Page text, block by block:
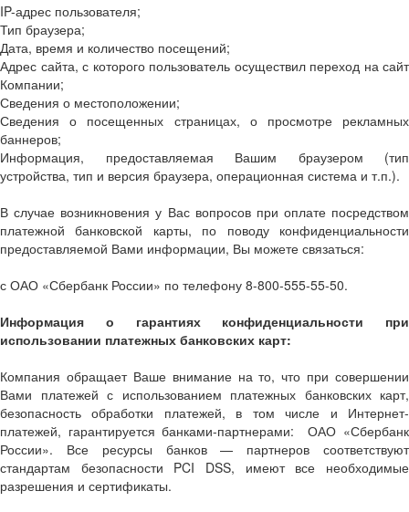
IP-адрес пользователя;
Тип браузера;
Дата, время и количество посещений;
Адрес сайта, с которого пользователь осуществил переход на сайт
Компании;
Сведения о местоположении;
Сведения о посещенных страницах, о просмотре рекламных
баннеров;
Информация, предоставляемая Вашим браузером (тип
устройства, тип и версия браузера, операционная система и т.п.).
В случае возникновения у Вас вопросов при оплате посредством
платежной банковской карты, по поводу конфиденциальности
предоставляемой Вами информации, Вы можете связаться:
с ОАО «Сбербанк России» по телефону 8-800-555-55-50.
Информация о гарантиях конфиденциальности при
использовании платежных банковских карт:
Компания обращает Ваше внимание на то, что при совершении
Вами платежей с использованием платежных банковских карт,
безопасность обработки платежей, в том числе и Интернет-
платежей, гарантируется банками-партнерами: ОАО «Сбербанк
России». Все ресурсы банков — партнеров соответствуют
стандартам безопасности PCI DSS, имеют все необходимые
разрешения и сертификаты.